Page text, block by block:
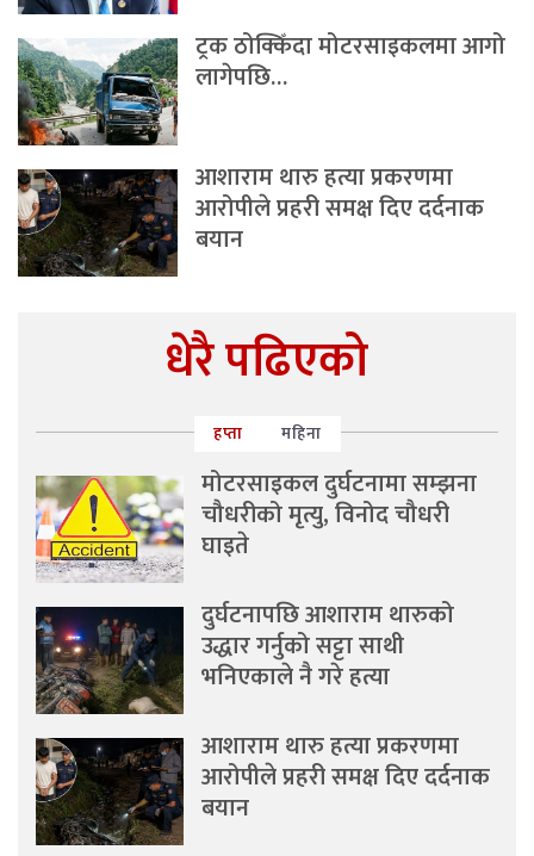
ट्रक ठोक्किँदा मोटरसाइकलमा आगो
लागेपछि…
आशाराम थारु हत्या प्रकरणमा
आरोपीले प्रहरी समक्ष दिए दर्दनाक
बयान
धेरै पढिएको
हप्ता महिना
मोटरसाइकल दुर्घटनामा सम्झना
चौधरीको मृत्यु, विनोद चौधरी
घाइते
दुर्घटनापछि आशाराम थारुको
उद्धार गर्नुको सट्टा साथी
भनिएकाले नै गरे हत्या
आशाराम थारु हत्या प्रकरणमा
आरोपीले प्रहरी समक्ष दिए दर्दनाक
बयान